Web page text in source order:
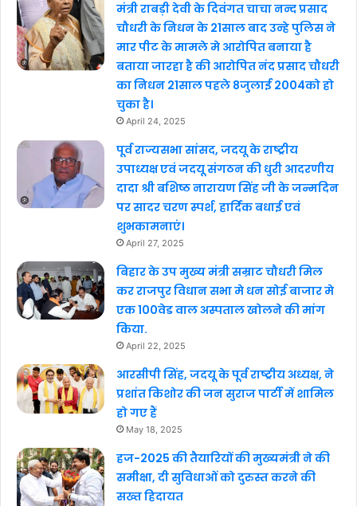
मंत्री राबड़ी देवी के दिवंगत चाचा नन्द प्रसाद
चौधरी के निधन के 21साल बाद उन्हे पुलिस ने
मार पीट के मामले मे आरोपित बनाया है
बताया जारहा है की आरोपित नंद प्रसाद चौधरी
का निधन 21साल पहले 8जुलाई 2004को हो
चुका है।
April 24, 2025
पूर्व राज्यसभा सांसद, जदयू के राष्ट्रीय
उपाध्यक्ष एवं जदयू संगठन की धुरी आदरणीय
दादा श्री बशिष्ठ नारायण सिंह जी के जन्मदिन
पर सादर चरण स्पर्श, हार्दिक बधाई एवं
शुभकामनाएं।
April 27, 2025
बिहार के उप मुख्य मंत्री सम्राट चौधरी मिल
कर राजपुर विधान सभा मे धन सोई बाजार मे
एक 100वेड वाल अस्पताल खोलने की मांग
किया.
April 22, 2025
आरसीपी सिंह, जदयू के पूर्व राष्ट्रीय अध्यक्ष, ने
प्रशांत किशोर की जन सुराज पार्टी में शामिल
हो गए हैं
May 18, 2025
हज-2025 की तैयारियों की मुख्यमंत्री ने की
समीक्षा, दी सुविधाओं को दुरुस्त करने की
सख्त हिदायत